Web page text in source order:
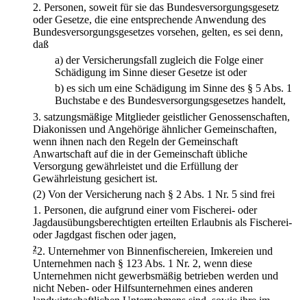
2. Personen, soweit für sie das Bundesversorgungsgesetz
oder Gesetze, die eine entsprechende Anwendung des
Bundesversorgungsgesetzes vorsehen, gelten, es sei denn,
daß
a) der Versicherungsfall zugleich die Folge einer
Schädigung im Sinne dieser Gesetze ist oder
b) es sich um eine Schädigung im Sinne des § 5 Abs. 1
Buchstabe e des Bundesversorgungsgesetzes handelt,
3. satzungsmäßige Mitglieder geistlicher Genossenschaften,
Diakonissen und Angehörige ähnlicher Gemeinschaften,
wenn ihnen nach den Regeln der Gemeinschaft
Anwartschaft auf die in der Gemeinschaft übliche
Versorgung gewährleistet und die Erfüllung der
Gewährleistung gesichert ist.
(2) Von der Versicherung nach § 2 Abs. 1 Nr. 5 sind frei
1. Personen, die aufgrund einer vom Fischerei- oder
Jagdausübungsberechtigten erteilten Erlaubnis als Fischerei-
oder Jagdgast fischen oder jagen,
22. Unternehmer von Binnenfischereien, Imkereien und
Unternehmen nach § 123 Abs. 1 Nr. 2, wenn diese
Unternehmen nicht gewerbsmäßig betrieben werden und
nicht Neben- oder Hilfsunternehmen eines anderen